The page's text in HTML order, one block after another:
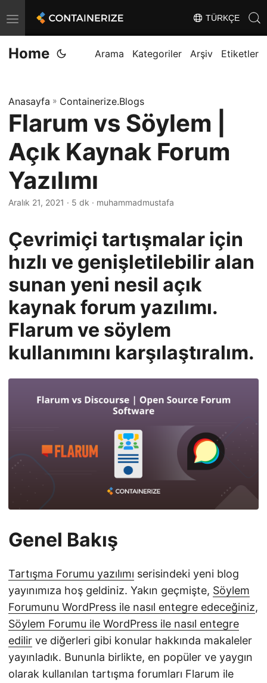
T
o
g
e
n
v
i
g
a
i
o
n
TÜRKÇE
Home Arama Kategoriler Arşiv Etiketler
Anasayfa » Containerize.Blogs
Flarum vs Söylem |
Açık Kaynak Forum
Yazılımı
Aralık 21, 2021 · 5 dk · muhammadmustafa
Çevrimiçi tartışmalar için
hızlı ve genişletilebilir alan
sunan yeni nesil açık
kaynak forum yazılımı.
Flarum ve söylem
kullanımını karşılaştıralım.
Genel Bakış
Tartışma Forumu yazılımı serisindeki yeni blog
yayınımıza hoş geldiniz. Yakın geçmişte, Söylem
Forumunu WordPress ile nasıl entegre edeceğiniz,
Söylem Forumu ile WordPress ile nasıl entegre
edilir ve diğerleri gibi konular hakkında makaleler
yayınladık. Bununla birlikte, en popüler ve yaygın
olarak kullanılan tartışma forumları Flarum ile